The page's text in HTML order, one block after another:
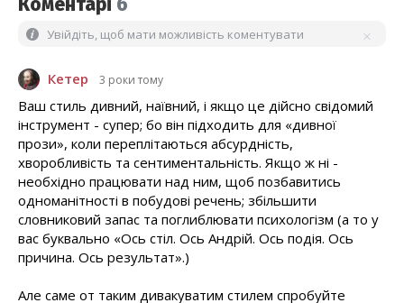
Коментарі 6
Увійдіть, щоб мати можливість коментувати
Кетер 3 роки тому
Ваш стиль дивний, наївний, і якщо це дійсно свідомий
інструмент - супер; бо він підходить для «дивної
прози», коли переплітаються абсурдність,
хворобливість та сентиментальність. Якщо ж ні -
необхідно працювати над ним, щоб позбавитись
одноманітності в побудові речень; збільшити
словниковий запас та поглиблювати психологізм (а то у
вас буквально «Ось стіл. Ось Андрій. Ось подія. Ось
причина. Ось результат».)
Але саме от таким дивакуватим стилем спробуйте